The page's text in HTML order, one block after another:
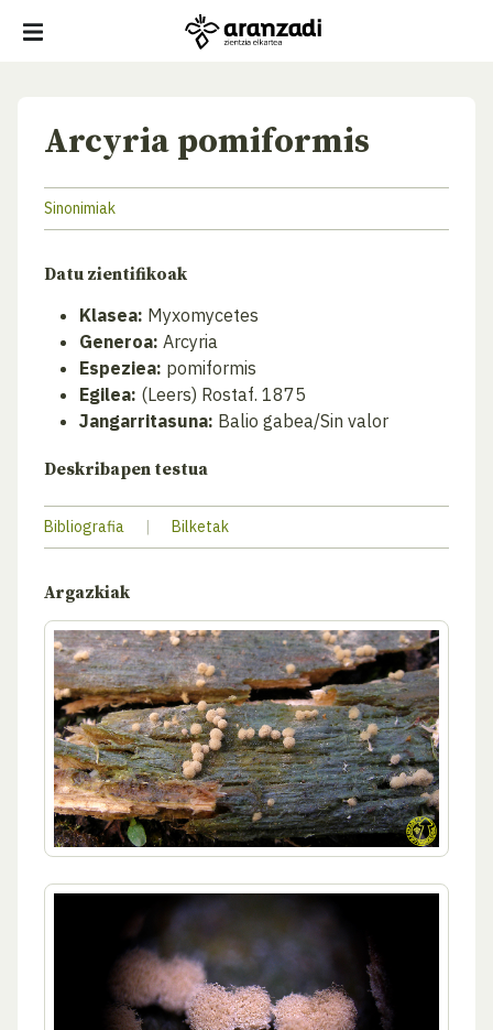
Arcyria pomiformis
Sinonimiak
Datu zientifikoak
Klasea: Myxomycetes
Generoa: Arcyria
Espeziea: pomiformis
Egilea: (Leers) Rostaf. 1875
Jangarritasuna: Balio gabea/Sin valor
Deskribapen testua
Bibliografia | Bilketak
Argazkiak